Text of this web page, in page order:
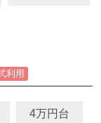
利用
4万円台